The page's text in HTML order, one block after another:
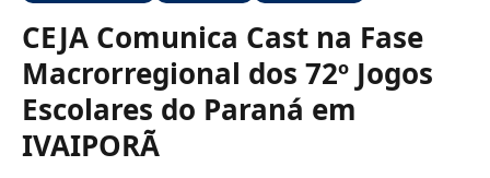
CEJA Comunica Cast na Fase
Macrorregional dos 72º Jogos
Escolares do Paraná em
IVAIPORÃ